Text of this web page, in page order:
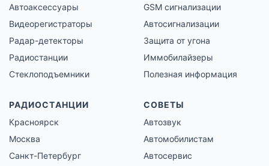
Автоаксессуары
Видеорегистраторы
Радар-детекторы
Радиостанции
Стеклоподъемники
GSM сигнализации
Автосигнализации
Защита от угона
Иммобилайзеры
Полезная информация
РАДИОСТАНЦИИ
Красноярск
Москва
Санкт-Петербург
СОВЕТЫ
Автозвук
Автомобилистам
Автосервис